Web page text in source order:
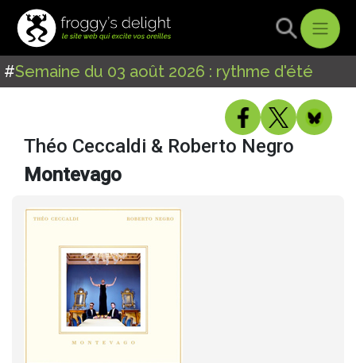
#Semaine du 03 août 2026 : rythme d'été
Théo Ceccaldi & Roberto Negro
Montevago